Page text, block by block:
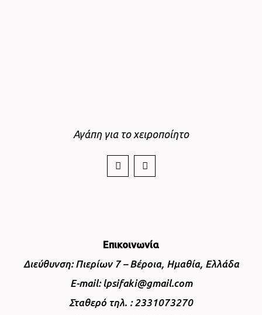
Αγάπη για το χειροποίητο
Επικοινωνία
Διεύθυνση: Πιερίων 7 – Βέροια, Ημαθία, Ελλάδα
E-mail: lpsifaki@gmail.com
Σταθερό τηλ. : 2331073270